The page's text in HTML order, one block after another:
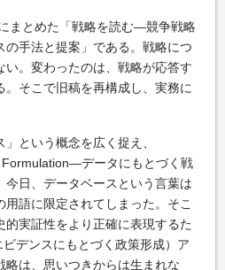
まとめた「戦略を読む―競争戦略
の手法と提案」である。戦略につ
い。変わったのは、戦略が応答す
そこで旧稿を再構成し、実務に
という概念を広く捉え、
データにもとづく戦
日、データベースという言葉は
用語に限定されてしまった。そこ
的実証性をより正確に表現するた
デンスにもとづく政策形成）ア
略は、思いつきからは生まれな